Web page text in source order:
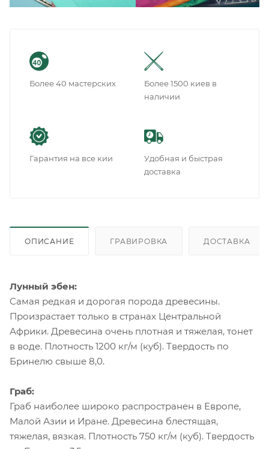
Более 40 мастерских
Более 1500 киев в
наличии
Гарантия на все кии
Удобная и быстрая
доставка
ОПИСАНИЕ ГРАВИРОВКА ДОСТАВКА
Лунный эбен:
Самая редкая и дорогая порода древесины.
Произрастает только в странах Центральной
Африки. Древесина очень плотная и тяжелая, тонет
в воде. Плотность 1200 кг/м (куб). Твердость по
Бринелю свыше 8,0.
Граб:
Граб наиболее широко распространен в Европе,
Малой Азии и Иране. Древесина блестящая,
тяжелая, вязкая. Плотность 750 кг/м (куб). Твердость